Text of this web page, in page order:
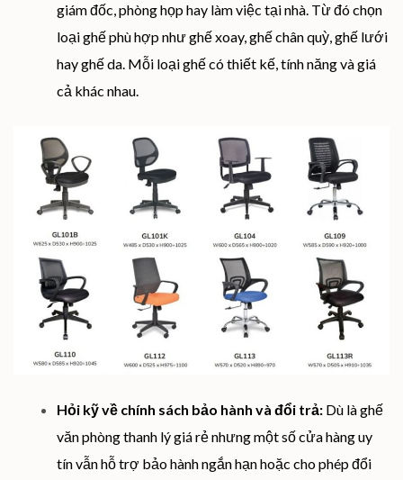
giám đốc, phòng họp hay làm việc tại nhà. Từ đó chọn
loại ghế phù hợp như ghế xoay, ghế chân quỳ, ghế lưới
hay ghế da. Mỗi loại ghế có thiết kế, tính năng và giá
cả khác nhau.
Hỏi kỹ về chính sách bảo hành và đổi trả: Dù là ghế
văn phòng thanh lý giá rẻ nhưng một số cửa hàng uy
tín vẫn hỗ trợ bảo hành ngắn hạn hoặc cho phép đổi